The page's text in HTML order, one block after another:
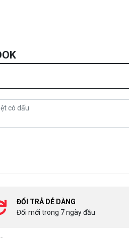
ĐỔI TRẢ DỄ DÀNG
Đổi mới trong 7 ngày đầu